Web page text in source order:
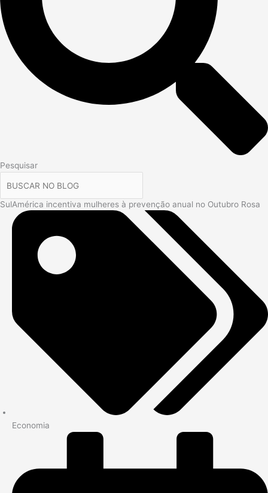
Pesquisar
SulAmérica incentiva mulheres à prevenção anual no Outubro Rosa
Economia